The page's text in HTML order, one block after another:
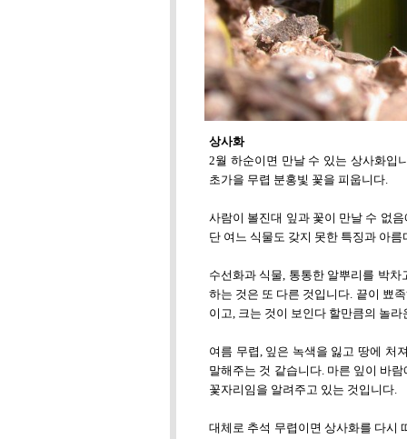
상사화
2월 하순이면 만날 수 있는 상사화입
초가을 무렵 분홍빛 꽃을 피웁니다.
사람이 볼진대 잎과 꽃이 만날 수 없
단 여느 식물도 갖지 못한 특징과 아
수선화과 식물, 통통한 알뿌리를 박
하는 것은 또 다른 것입니다. 끝이 뾰
이고, 크는 것이 보인다 할만큼의 놀
여름 무렵, 잎은 녹색을 잃고 땅에 처
말해주는 것 같습니다. 마른 잎이 바
꽃자리임을 알려주고 있는 것입니다.
대체로 추석 무렵이면 상사화를 다시